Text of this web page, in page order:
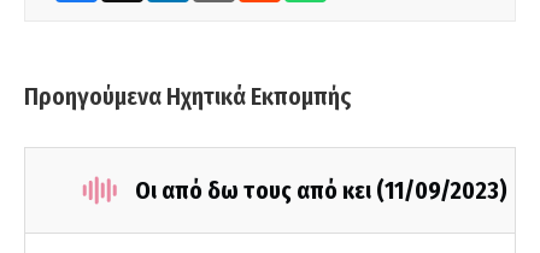
Προηγούμενα Ηχητικά Εκπομπής
Οι από δω τους από κει (11/09/2023)